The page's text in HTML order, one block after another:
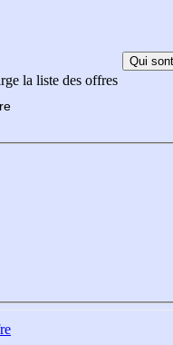
la liste des offres
Qui